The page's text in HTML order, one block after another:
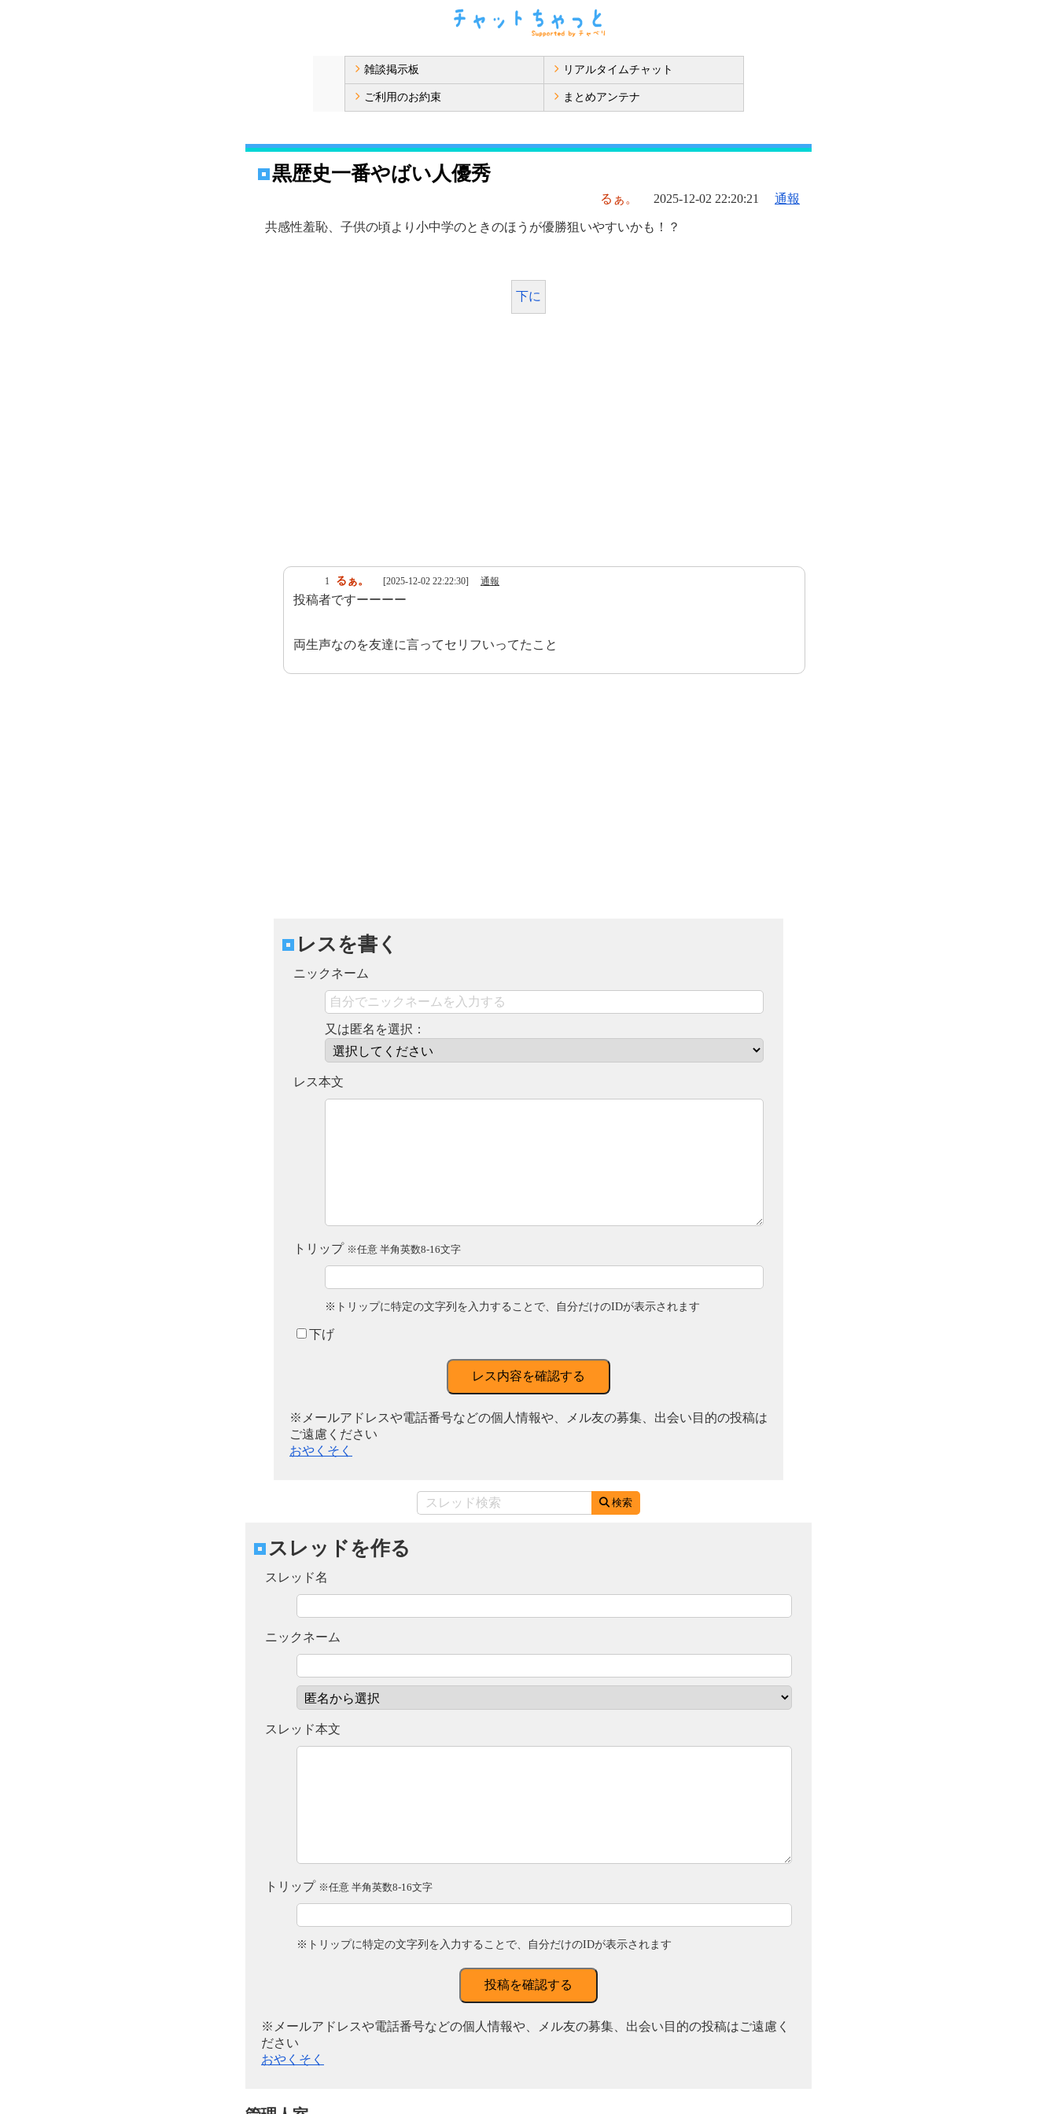
雑談掲示板 リアルタイムチャット
ご利用のお約束 まとめアンテナ
黒歴史一番やばい人優秀
るぁ。 2025-12-02 22:20:21 通報
共感性羞恥、子供の頃より小中学のときのほうが優勝狙いやすいかも！？
下に
1 るぁ。 [2025-12-02 22:22:30] 通報
投稿者ですーーーー
両生声なのを友達に言ってセリフいってたこと
レスを書く
ニックネーム
又は匿名を選択：
レス本文
トリップ ※任意 半角英数8-16文字
※トリップに特定の文字列を入力することで、自分だけのIDが表示されます
下げ
レス内容を確認する
※メールアドレスや電話番号などの個人情報や、メル友の募集、出会い目的の投稿は
ご遠慮ください
おやくそく
検索
スレッドを作る
スレッド名
ニックネーム
スレッド本文
トリップ ※任意 半角英数8-16文字
※トリップに特定の文字列を入力することで、自分だけのIDが表示されます
投稿を確認する
※メールアドレスや電話番号などの個人情報や、メル友の募集、出会い目的の投稿はご遠慮く
ださい
おやくそく